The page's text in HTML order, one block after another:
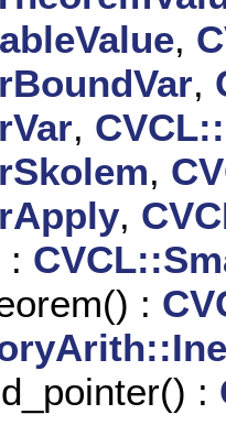
,
,
,
,
,
:
:
: